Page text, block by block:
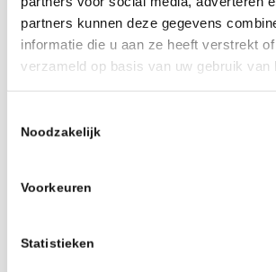
partners kunnen deze gegevens
informatie die u aan ze heeft verstrekt
verzameld op basis van uw gebruik van
Noodzakelijk
Voorkeuren
Statistieken
25 april 2019